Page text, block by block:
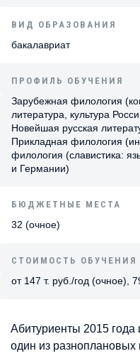
ВИД ОБРАЗОВАНИЯ
бакалавриат
ПРОФИЛЬ ОБУЧЕНИЯ
Зарубежная филология
литература, культура
Новейшая русская
Прикладная филология
филология (славистика:
и Германии)
БЮДЖЕТНЫЕ МЕСТА
32 (очное)
СТОИМОСТЬ ОБУЧЕНИЯ
от 147 т. руб./год (очное),
Абитуриенты 2015
один из